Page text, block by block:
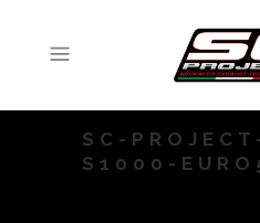
SC-
S1000-